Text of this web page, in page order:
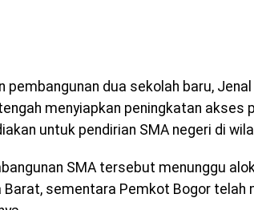
pembangunan dua sekolah baru,
menyiapkan peningkatan akses
untuk pendirian SMA negeri di
SMA tersebut menunggu
Barat, sementara Pemkot Bogor telah